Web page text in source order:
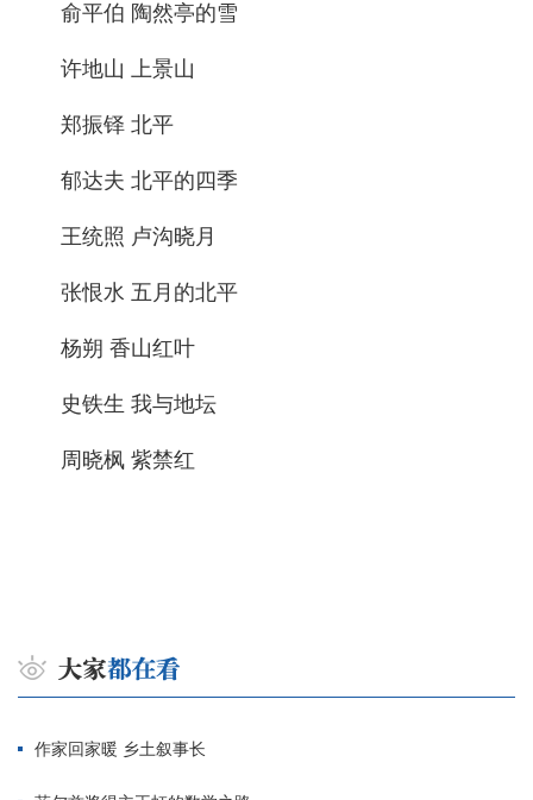
俞平伯 陶然亭的雪
许地山 上景山
郑振铎 北平
郁达夫 北平的四季
王统照 卢沟晓月
张恨水 五月的北平
杨朔 香山红叶
史铁生 我与地坛
周晓枫 紫禁红
作家回家暖 乡土叙事长